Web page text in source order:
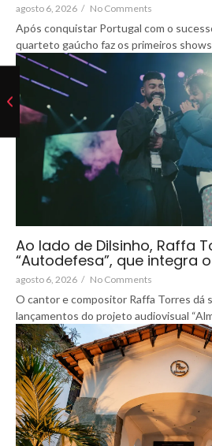
agosto 6, 2026 / No Comments
Após conquistar Portugal com o
quarteto gaúcho faz os primeiros
Ao lado de Dilsinho, Raffa
“Autodefesa”, que integra o
agosto 6, 2026 / No Comments
O cantor e compositor Raffa Torres dá
lançamentos do projeto audiovisual